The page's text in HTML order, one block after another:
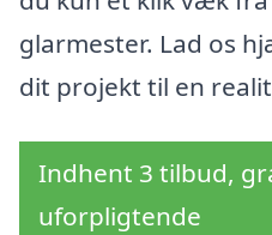
glarmester. Lad os
dit projekt til en
Indhent 3 tilbud,
uforpligtende